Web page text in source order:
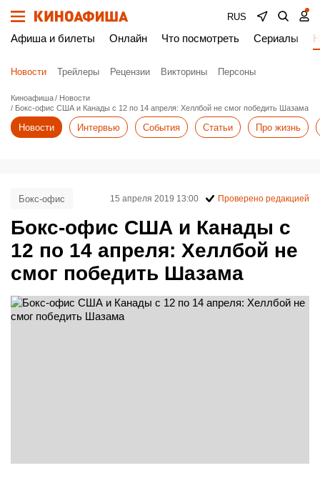
RUS
Афиша и билеты Онлайн Что посмотреть Сериалы
Новости Трейлеры Рецензии Викторины Персоны
Киноафиша
Новости
Бокс-офис США и Канады с 12 по 14 апреля: Хеллбой не смог победить Шазама
Новости Интервью События Статьи Про жизнь
Бокс-офис США и Канады с
12 по 14 апреля: Хеллбой не
смог победить Шазама
Бокс-офис 15 апреля 2019 13:00 Проверено редакцией